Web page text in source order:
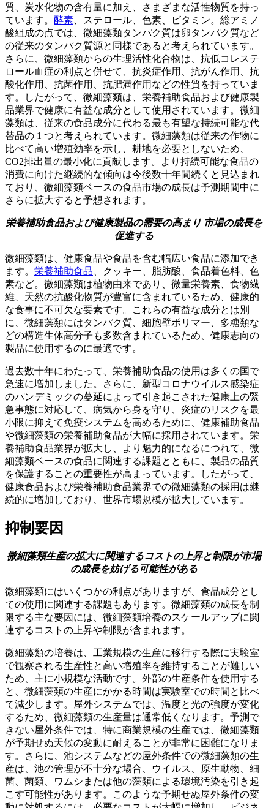
質、炭水化物の含有量に加え、さまざまな活性物質を持っ
ています。 酵素 、ステロール、色素、ビタミン。総アミノ
酸組成の点では、微細藻類タンパク質は卵タンパク質など
の従来のタンパク質源と同様であると考えられています。
さらに、微細藻類からの生理活性化合物は、抗低コレステ
ロール血症の利点と併せて、抗炎症作用、抗がん作用、抗
酸化作用、抗菌作用、抗肥満作用などの性質を持っていま
す。したがって、微細藻類は、栄養補助食品および健康製
品業界で健康に有益な成分として使用されています。微細
藻類は、従来の食品成分に代わる最も有望な持続可能な代
替品の 1 つと考えられています。微細藻類は従来の作物に
比べて高い増殖効率を示し、耕地を必要としないため、
CO2排出量の最小化に貢献します。より持続可能な食品の
消費に向けた継続的な傾向は今後数十年間続くと見込まれ
ており、微細藻類ベースの食品市場の成長は予測期間中に
さらに拡大すると予想されます。
栄養補助食品および健康製品の需要の高まり 市場の成長を
促進する
微細藻類は、健康食品や食品を含む幅広い食品に添加でき
ます。 栄養補助食品 、クッキー、脂肪酸、食品着色料、色
素など。微細藻類は植物由来であり、微量栄養素、食物繊
維、天然の抗酸化物質が豊富に含まれているため、健康的
な食事に不可欠な要素です。これらの有益な成分とは別
に、微細藻類にはタンパク質、細胞壁ポリマー、多糖類な
どの構造生体高分子も多数含まれているため、健康志向の
製品に使用するのに最適です。
過去数十年にわたって、栄養補助食品の使用は多くの国で
急速に増加しました。さらに、新型コロナウイルス感染症
のパンデミックの蔓延によって引き起こされた健康上の緊
急事態に対応して、病気から身を守り、炎症のリスクを最
小限に抑えて免疫システムを高めるために、健康補助食品
や微細藻類の栄養補助食品が大幅に採用されています。栄
養補助食品業界が拡大し、より魅力的になるにつれて、微
細藻類ベースの食品に関連する課題とともに、製品の品質
を保護することの重要性が高まっています。したがって、
健康食品および栄養補助食品業界での微細藻類の採用は継
続的に増加しており、世界市場規模が拡大しています。
抑制要因
微細藻類生産の拡大に関連するコストの上昇と制限が市場
の成長を妨げる可能性がある
微細藻類にはいくつかの利点がありますが、食品成分とし
ての使用に関連する課題もあります。微細藻類の成長を制
限する主な要因には、微細藻類培養のスケールアップに関
連するコストの上昇や制限が含まれます。
微細藻類の培養は、工業規模の生産に移行する際に実験室
で観察される生産性と高い増殖率を維持することが難しい
ため、主に小規模な活動です。外部の生産条件を使用する
と、微細藻類の生産にかかる時間は実験室での時間と比べ
て減少します。屋外システムでは、温度と光の強度が変化
するため、微細藻類の生産量は通常低くなります。予測で
きない屋外条件では、特に商業規模の生産では、微細藻類
が予期せぬ天候の変動に耐えることが非常に困難になりま
す。さらに、池システムなどの屋外条件での微細藻類の生
産は、池の管理が不十分な場合、ウイルス、原生動物、細
菌、菌類、ワムシまたは他の藻類による環境汚染を引き起
こす可能性があります。このような予期せぬ屋外条件の変